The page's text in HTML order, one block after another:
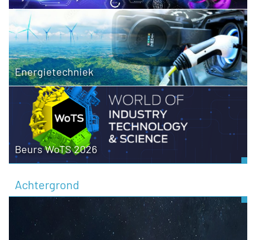
Energietechniek
Beurs WoTS 2026
Achtergrond